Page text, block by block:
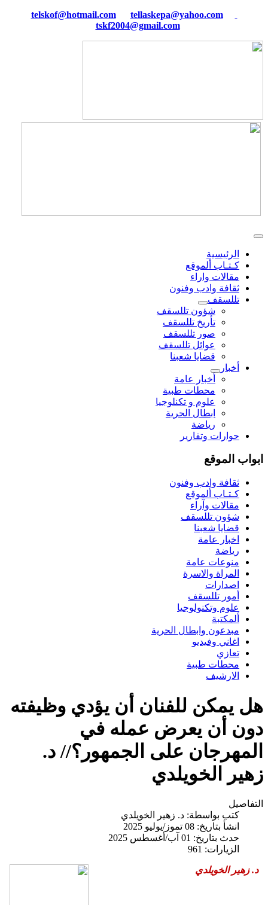
tellaskepa@yahoo.com
tskf2004@gmail.com
الرئيسية
كـتـاب ألموقع
مقالات واراء
ثقافة وادب وفنون
تللسقف
شؤون تللسقف
تأريخ تللسقف
صور تللسقف
عوائل تللسقف
قضايا شعبنا
أخبار
أخبار عامة
محطات طبية
علوم و تکنلوجیا
ابطال الحرية
رياضة
حوارات وتقارير
ابواب الموقع
ثقافة وادب وفنون
كـتـاب ألموقع
مقالات وآراء
شؤون تللسقف
قضايا شعبنا
اخبار عامة
رياضة
منوعات عامة
المراة والاسرة
اصدارات
أمور تللسقف
علوم وتكنولوجيا
ألمكتبة
مبدعون وابطال الحرية
اغاني وفيديو
تعازي
محطات طبية
الارشيف
هل يمكن للفنان أن يؤدي وظيفته
دون أن يعرض عمله في
المهرجان على الجمهور؟// د.
زهير الخويلدي
التفاصيل
كتب بواسطة: د. زهير الخويلدي
انشأ بتاريخ: 08 تموز/يوليو 2025
حدث بتاريخ: 01 آب/أغسطس 2025
الزيارات: 961
د. زهير الخويلدي